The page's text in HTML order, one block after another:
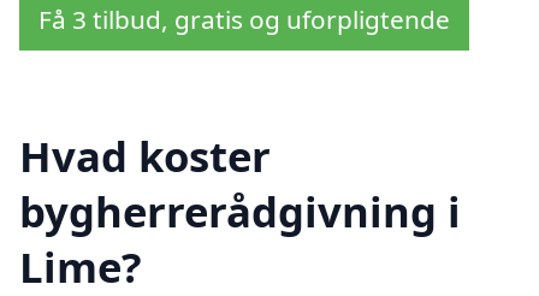
Få 3 tilbud, gratis og uforpligtende
Hvad koster
bygherrerådgivning i
Lime?